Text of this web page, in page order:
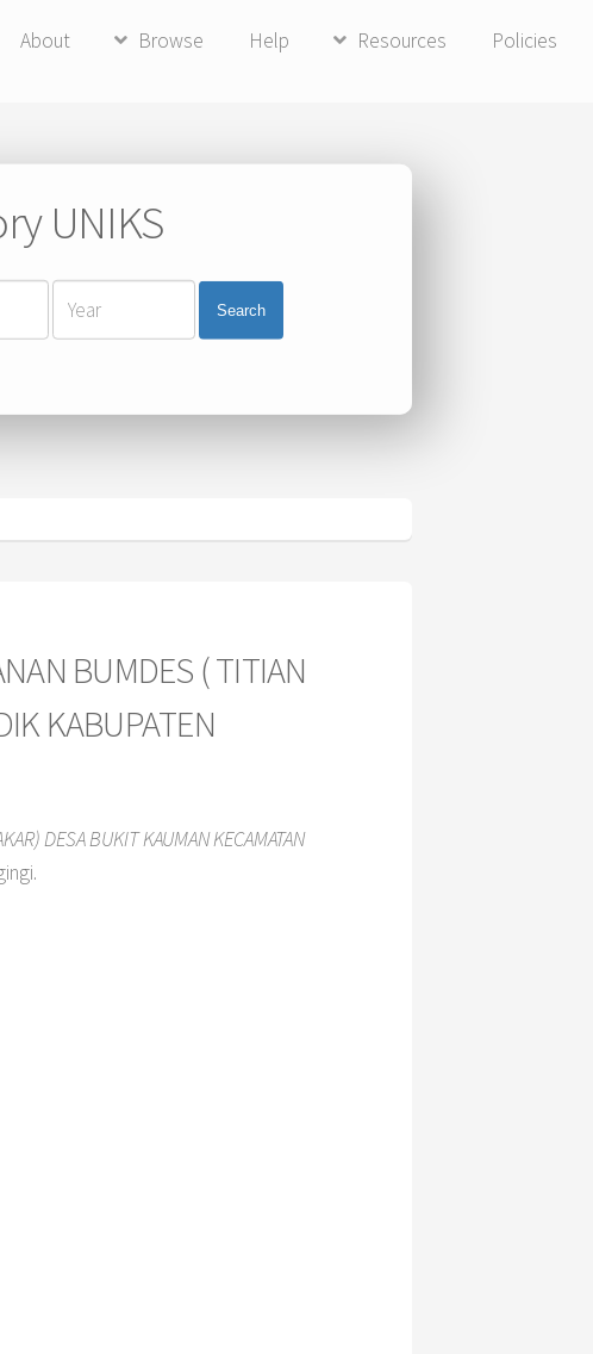
About Browse Help Resources Policies
UNIKS
Search
BUMDES ( TITIAN
KABUPATEN
DESA BUKIT KAUMAN KECAMATAN